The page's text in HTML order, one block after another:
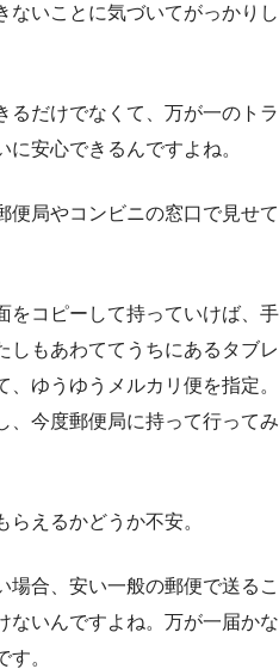
ないことに気づいてがっかりし
るだけでなくて、万が一のトラ
安心できるんですよね。
便局やコンビニの窓口で見せて
をコピーして持っていけば、手
しもあわててうちにあるタブレ
ゆうゆうメルカリ便を指定。
、今度郵便局に持って行ってみ
えるかどうか不安。
場合、安い一般の郵便で送るこ
ないんですよね。万が一届かな
。